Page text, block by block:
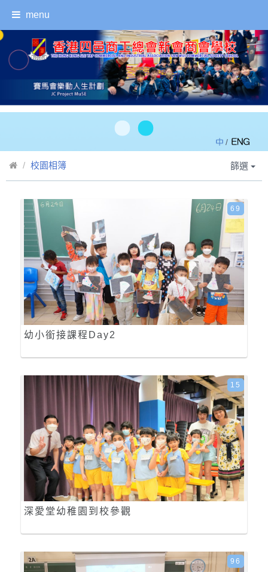
menu
/
校園相簿 篩選
幼小銜接課程Day2
69
深愛堂幼稚園到校參觀
15
96